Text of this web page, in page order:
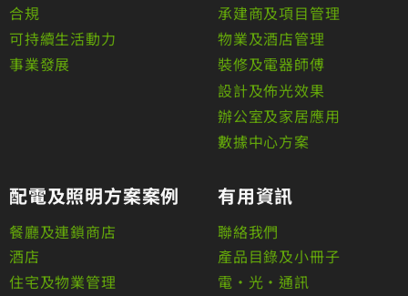
合規
可持續生活動力
事業發展
承建商及項目管理
物業及酒店管理
裝修及電器師傅
設計及佈光效果
辦公室及家居應用
數據中心方案
配電及照明方案案例
餐廳及連鎖商店
酒店
住宅及物業管理
有用資訊
聯絡我們
產品目錄及小冊子
電•光•通訊